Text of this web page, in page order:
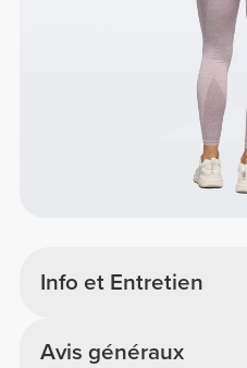
Info et Entretien
Avis généraux